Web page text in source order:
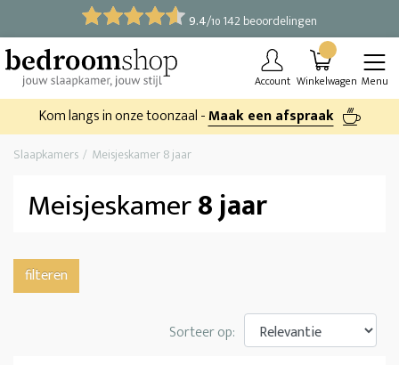
9.4/10 142 beoordelingen
Account Winkelwagen Menu
Kom langs in onze toonzaal -Maak een afspraak
Slaapkamers Meisjeskamer 8 jaar
Meisjeskamer8 jaar
filteren
Sorteer op: